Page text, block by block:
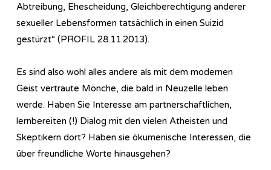
Abtreibung, Ehescheidung, Gleichberechtigung anderer
sexueller Lebensformen tatsächlich in einen Suizid
gestürzt“ (PROFIL 28.11.2013).
Es sind also wohl alles andere als mit dem modernen
Geist vertraute Mönche, die bald in Neuzelle leben
werde. Haben Sie Interesse am partnerschaftlichen,
lernbereiten (!) Dialog mit den vielen Atheisten und
Skeptikern dort? Haben sie ökumenische Interessen, die
über freundliche Worte hinausgehen?